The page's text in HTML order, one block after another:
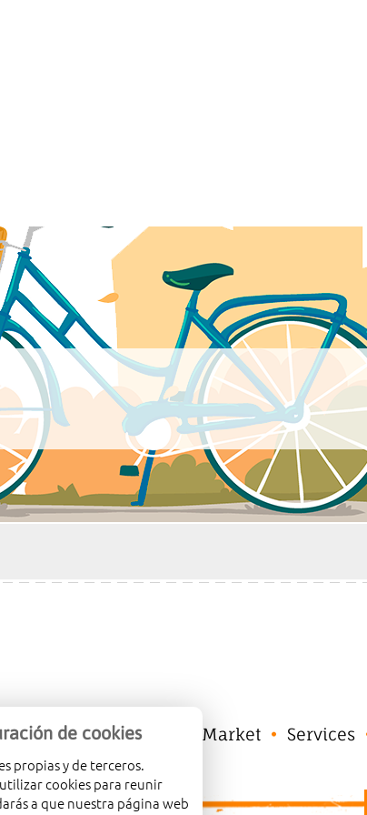
Company Market Services
de cookies
propias y de terceros.
cookies para reunir
a que nuestra página web